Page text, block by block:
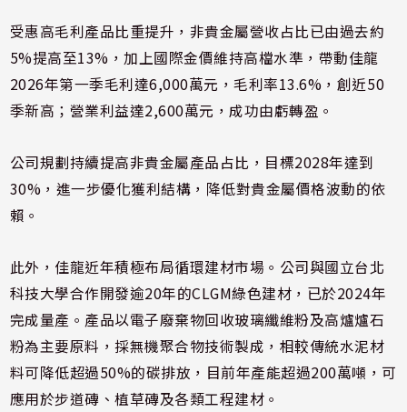
受惠高毛利產品比重提升，非貴金屬營收占比已由過去約
5%提高至13%，加上國際金價維持高檔水準，帶動佳龍
2026年第一季毛利達6,000萬元，毛利率13.6%，創近50
季新高；營業利益達2,600萬元，成功由虧轉盈。
公司規劃持續提高非貴金屬產品占比，目標2028年達到
30%，進一步優化獲利結構，降低對貴金屬價格波動的依
賴。
此外，佳龍近年積極布局循環建材市場。公司與國立台北
科技大學合作開發逾20年的CLGM綠色建材，已於2024年
完成量產。產品以電子廢棄物回收玻璃纖維粉及高爐爐石
粉為主要原料，採無機聚合物技術製成，相較傳統水泥材
料可降低超過50%的碳排放，目前年產能超過200萬噸，可
應用於步道磚、植草磚及各類工程建材。